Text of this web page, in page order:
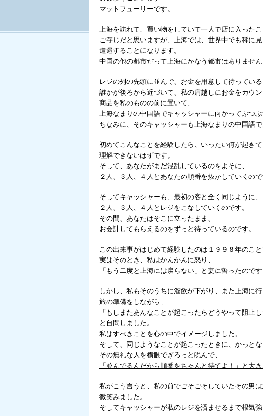
マットフューリーです。
上海を訪れて、買い物をしていて一人で店に入った
ご存じだと思いますが、上海では、世界中でも稀に見
遭遇することになります。
中国の他の都市だって上海にかなう都市はありません
レジの列の先頭に並んで、お金を用意して待っている
誰かが後ろから近づいて、私の肩越しにお金をカウン
商品を私のものの前に置いて、
上海なまりの中国語でキャッシャーに向かってぶつ
ちなみに、そのキャッシャーも上海なまりの中国語で
初めてこんなことを経験したら、いったい何が起きて
理解できないはずです。
そして、あなたがまだ混乱しているのをよそに、
２人、３人、４人とあなたの順番を抜かしていくので
そしてキャッシャーも、最初の客と全く同じように、
２人、３人、４人とレジをこなしていくのです。
その間、あなたはそこに立ったまま、
お会計してもらえるのをずっと待っているのです。
この出来事がはじめて経験したのは１９９８年のこと
実はそのとき、私はかんかんに怒り、
「もう二度と上海には戻らない」と妻に誓ったのです
しかし、私もそのうちに溜飲が下がり、また上海に行
旅の準備をしながら、
「もしまたあんなことが起こったらどうやって阻止し
と自問しました。
私はすべきことを心の中でイメージしました。
そして、同じようなことが起こったときに、かっとな
その無礼な人を横眼でぎろっと睨んで、
「並んでるんだから順番をちゃんと待てよ！」と大き
私がこう言うと、私の前でごそごそしていたその男は
微笑みました。
そしてキャッシャーが私のレジを済ませるまで根気強